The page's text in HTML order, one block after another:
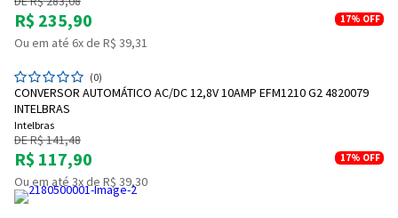
R$ 235,90 17% OFF
Ou em até 6x de R$ 39,31
(0)
CONVERSOR AUTOMÁTICO AC/DC 12,8V 10AMP EFM1210 G2 4820079
INTELBRAS
Intelbras
DE R$ 141,48
R$ 117,90 17% OFF
Ou em até 3x de R$ 39,30